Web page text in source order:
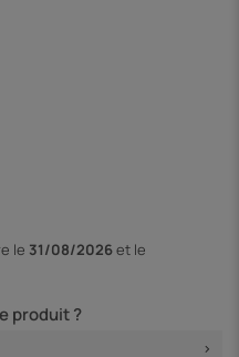
le 31/08/2026et le
produit ?